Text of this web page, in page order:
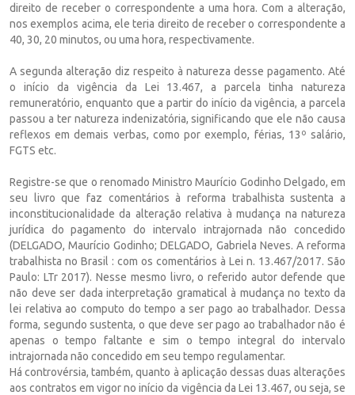
direito de receber o correspondente a uma hora. Com a alteração,
nos exemplos acima, ele teria direito de receber o correspondente a
40, 30, 20 minutos, ou uma hora, respectivamente.
A segunda alteração diz respeito à natureza desse pagamento. Até
o início da vigência da Lei 13.467, a parcela tinha natureza
remuneratório, enquanto que a partir do início da vigência, a parcela
passou a ter natureza indenizatória, significando que ele não causa
reflexos em demais verbas, como por exemplo, férias, 13º salário,
FGTS etc.
Registre-se que o renomado Ministro Maurício Godinho Delgado, em
seu livro que faz comentários à reforma trabalhista sustenta a
inconstitucionalidade da alteração relativa à mudança na natureza
jurídica do pagamento do intervalo intrajornada não concedido
(DELGADO, Maurício Godinho; DELGADO, Gabriela Neves. A reforma
trabalhista no Brasil : com os comentários à Lei n. 13.467/2017. São
Paulo: LTr 2017). Nesse mesmo livro, o referido autor defende que
não deve ser dada interpretação gramatical à mudança no texto da
lei relativa ao computo do tempo a ser pago ao trabalhador. Dessa
forma, segundo sustenta, o que deve ser pago ao trabalhador não é
apenas o tempo faltante e sim o tempo integral do intervalo
intrajornada não concedido em seu tempo regulamentar.
Há controvérsia, também, quanto à aplicação dessas duas alterações
aos contratos em vigor no início da vigência da Lei 13.467, ou seja, se